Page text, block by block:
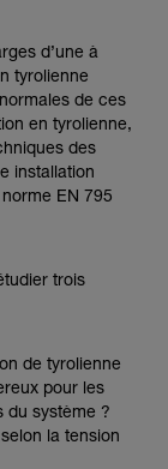
pour
une
Validez
à refaire
avant
d’autres
d’une à
tyrolienne
de ces
en tyrolienne,
des
installation
EN 795
trois
de tyrolienne
pour les
du système ?
la tension